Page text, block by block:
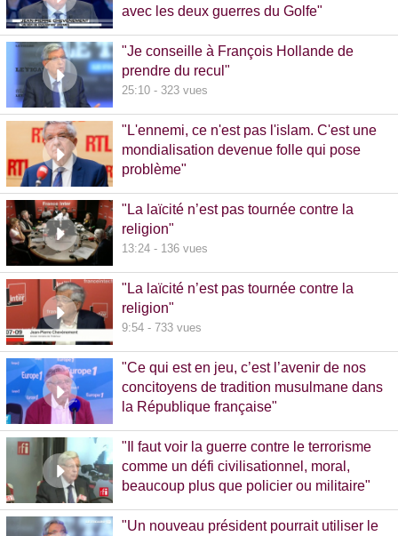
avec les deux guerres du Golfe"
"Je conseille à François Hollande de
prendre du recul"
25:10 - 323 vues
"L'ennemi, ce n'est pas l'islam. C'est une
mondialisation devenue folle qui pose
problème"
"La laïcité n’est pas tournée contre la
religion"
13:24 - 136 vues
"La laïcité n’est pas tournée contre la
religion"
9:54 - 733 vues
"Ce qui est en jeu, c’est l’avenir de nos
concitoyens de tradition musulmane dans
la République française"
"Il faut voir la guerre contre le terrorisme
comme un défi civilisationnel, moral,
beaucoup plus que policier ou militaire"
"Un nouveau président pourrait utiliser le